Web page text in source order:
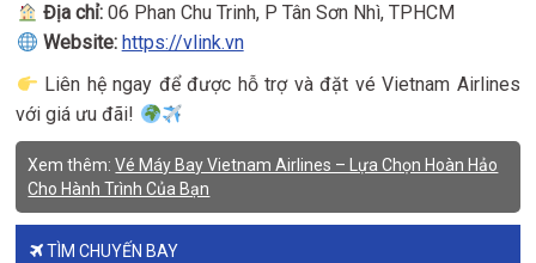
Địa chỉ:06 Phan Chu Trinh, P Tân Sơn Nhì, TPHCM
Website: https://vlink.vn
Liên hệ ngay để được hỗ trợ và đặt vé Vietnam Airlines
với giá ưu đãi!
Xem thêm:Vé Máy Bay Vietnam Airlines – Lựa Chọn Hoàn Hảo
Cho Hành Trình Của Bạn
TÌM CHUYẾN BAY